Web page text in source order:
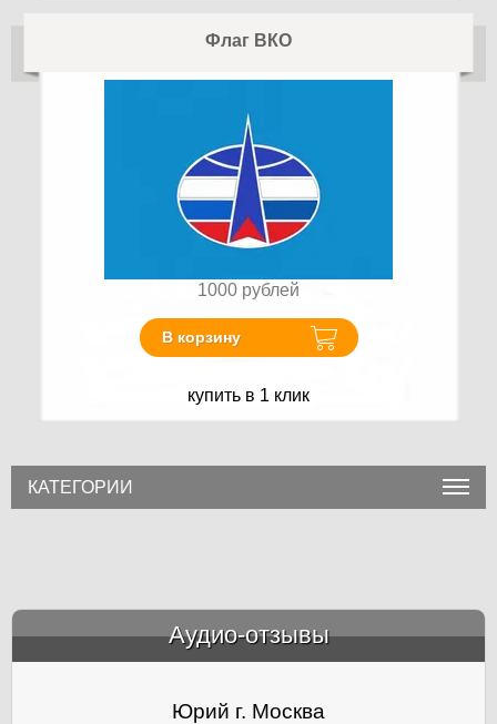
Флаг ВКО
1000 рублей
В корзину
купить в 1 клик
КАТЕГОРИИ
Аудио-отзывы
Юрий г. Москва